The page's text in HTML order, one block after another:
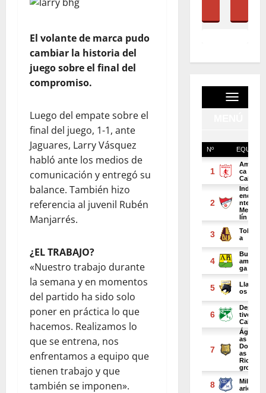
El volante de marca pudo
cambiar la historia del
juego sobre el final del
compromiso.
Luego del empate sobre el
final del juego, 1-1, ante
Jaguares, Larry Vásquez
habló ante los medios de
comunicación y entregó su
balance. También hizo
referencia al juvenil Rubén
Manjarrés.
¿EL TRABAJO?
«Nuestro trabajo durante
la semana y en momentos
del partido ha sido solo
poner en práctica lo que
hacemos. Realizamos lo
que se entrena, nos
enfrentamos a equipo que
tienen trabajo y que
también se imponen».